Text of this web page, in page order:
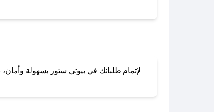
لإتمام طلباتك في بيوتي ستور بسهولة وأمان،